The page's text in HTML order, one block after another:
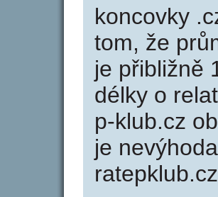
koncovky
tom, že
je přibližně
délky o
p-klub.cz
je